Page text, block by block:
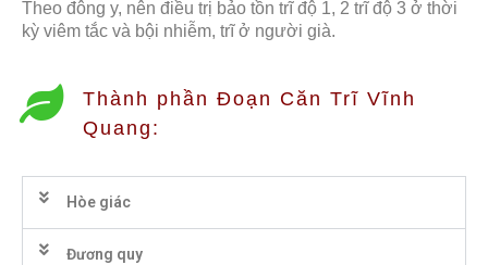
Theo đông y, nên điều trị bảo tồn trĩ độ 1, 2 trĩ độ 3 ở thời
kỳ viêm tắc và bội nhiễm, trĩ ở người già.
Thành phần Đoạn Căn Trĩ Vĩnh
Quang:
Hòe giác
Đương quy